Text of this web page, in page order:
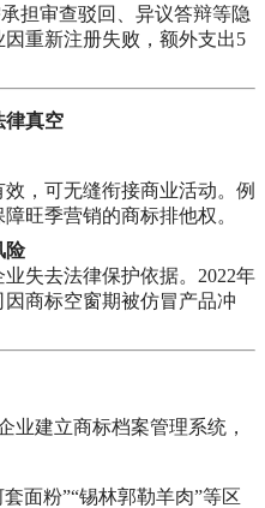
担审查驳回、异议答辩等隐
重新注册失败，额外支出5
律真空
，可无缝衔接商业活动。例
旺季营销的商标排他权。
险
失去法律保护依据。2022年
商标空窗期被仿冒产品冲
业建立商标档案管理系统，
套面粉”“锡林郭勒羊肉”等区